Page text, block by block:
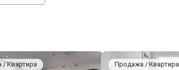
Квартира Продажа / Квартира